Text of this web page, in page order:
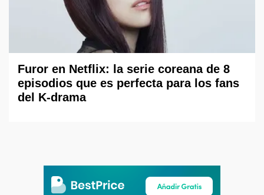
Furor en Netflix: la serie coreana de 8
episodios que es perfecta para los fans
del K-drama